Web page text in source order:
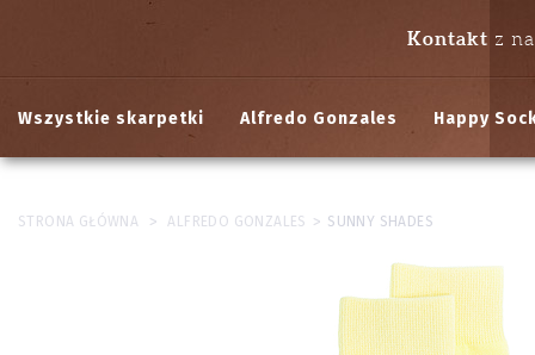
Kontakt z
Wszystkie skarpetki Alfredo Gonzales Happy
STRONA GŁÓWNA > ALFREDO GONZALES > SUNNY SHADES